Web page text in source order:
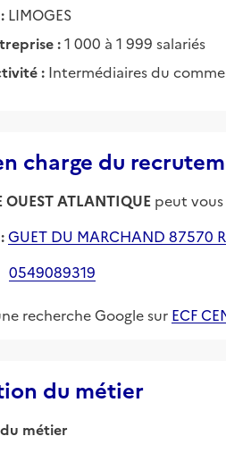
LIMOGES
:1 000 à 1 999 salariés
: Intermédiaires du
charge du
OUEST ATLANTIQUE peut
GUET DU MARCHAND 87570
0549089319
recherche Google sur ECF
du métier
métier